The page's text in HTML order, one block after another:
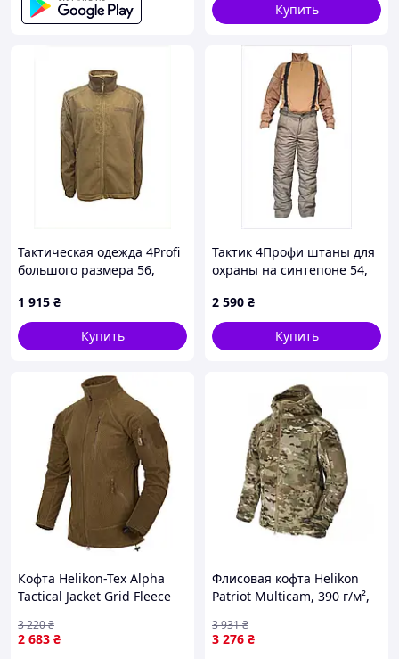
Купить
Тактическая одежда 4Profi
большого размера 56,
1 915 ₴
Купить
Тактик 4Профи штаны для
охраны на синтепоне 54,
2 590 ₴
Купить
Кофта Helikon-Tex Alpha
Tactical Jacket Grid Fleece
структура, Velcro-панели,
YKK
2 683 ₴
3 220₴
Флисовая кофта Helikon
Patriot Multicam, 390 г/м²,
спецназ, размер S
3 276 ₴
3 931₴